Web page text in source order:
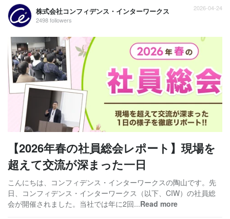
株式会社コンフィデンス・インターワークス
2498 followers
2026-04-24
【2026年春の社員総会レポート】現場を
超えて交流が深まった一日
こんにちは、コンフィデンス・インターワークスの陶山です。先
日、コンフィデンス・インターワークス（以下、CIW）の社員総
会が開催されました。当社では年に2回...Read more